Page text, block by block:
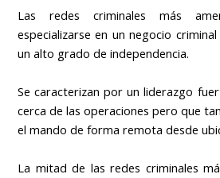
Las redes criminales más
especializarse en un negocio
un alto grado de independencia.
Se caracterizan por un liderazgo
cerca de las operaciones pero que
el mando de forma remota desde
La mitad de las redes criminales